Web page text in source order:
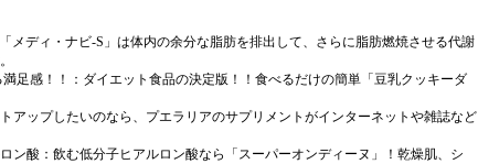
「メディ・ナビ-S」は体内の余分な脂肪を排出して、さらに脂肪燃焼させる代謝
足感！！
：ダイエット食品の決定版！！食べるだけの簡単「豆乳クッキーダ
トアップしたいのなら、プエラリアのサプリメントがインターネットや雑誌など
ン酸 ：飲む低分子ヒアルロン酸なら「スーパーオンディーヌ」！乾燥肌、シ